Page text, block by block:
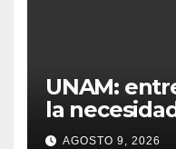
UNAM:
la
institucional
AGOSTO 9, 2026